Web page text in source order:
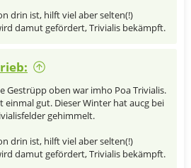
drin ist, hilft viel aber selten(!)
damut gefördert, Trivialis bekämpft.
Gestrüpp oben war imho Poa Trivialis.
einmal gut. Dieser Winter hat aucg bei
gehimmelt.
drin ist, hilft viel aber selten(!)
damut gefördert, Trivialis bekämpft.